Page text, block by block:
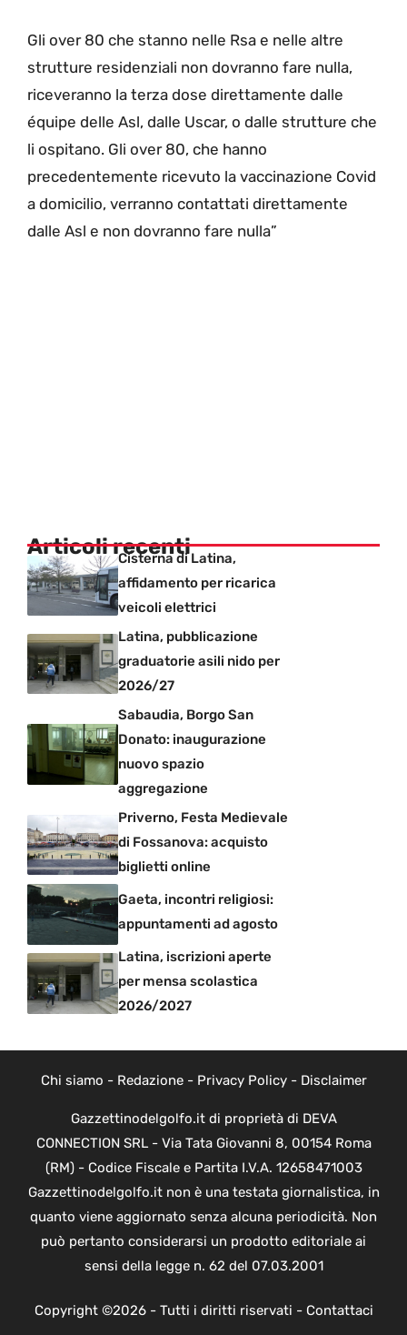
Gli over 80 che stanno nelle Rsa e nelle altre
strutture residenziali non dovranno fare nulla,
riceveranno la terza dose direttamente dalle
équipe delle Asl, dalle Uscar, o dalle strutture che
li ospitano. Gli over 80, che hanno
precedentemente ricevuto la vaccinazione Covid
a domicilio, verranno contattati direttamente
dalle Asl e non dovranno fare nulla”
Articoli recenti
Cisterna di Latina,
affidamento per ricarica
veicoli elettrici
Latina, pubblicazione
graduatorie asili nido per
2026/27
Sabaudia, Borgo San
Donato: inaugurazione
nuovo spazio
aggregazione
Priverno, Festa Medievale
di Fossanova: acquisto
biglietti online
Gaeta, incontri religiosi:
appuntamenti ad agosto
Latina, iscrizioni aperte
per mensa scolastica
2026/2027
Chi siamo - Redazione- Privacy Policy- Disclaimer
Gazzettinodelgolfo.it di proprietà di DEVA
CONNECTION SRL - Via Tata Giovanni 8, 00154 Roma
(RM) - Codice Fiscale e Partita I.V.A. 12658471003
Gazzettinodelgolfo.it non è una testata giornalistica, in
quanto viene aggiornato senza alcuna periodicità. Non
può pertanto considerarsi un prodotto editoriale ai
sensi della legge n. 62 del 07.03.2001
Copyright ©2026 - Tutti i diritti riservati - Contattaci